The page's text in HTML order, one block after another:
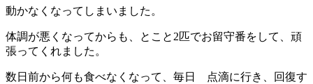
動かなくなってしまいました。
体調が悪くなってからも、とこと2匹でお留守番をして、頑
張ってくれました。
数日前から何も食べなくなって、毎日 点滴に行き、回復す